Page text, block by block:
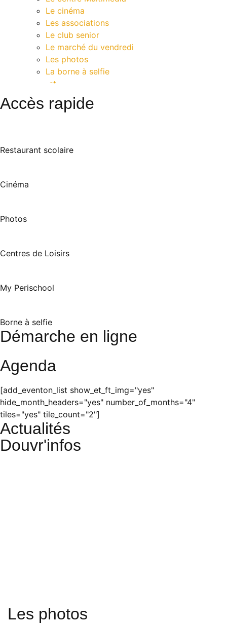
Le cinéma
Les associations
Le club senior
Le marché du vendredi
Les photos
La borne à selfie
Contact
Accès rapide
Restaurant scolaire
Cinéma
Photos
Centres de Loisirs
My Perischool
Borne à selfie
Démarche en ligne
Agenda
[add_eventon_list show_et_ft_img="yes"
hide_month_headers="yes" number_of_months="4"
tiles="yes" tile_count="2"]
Actualités
Douvr'infos
Les photos